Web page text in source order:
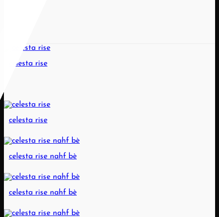
celesta rise
celesta rise
celesta rise nahf bè
celesta rise nahf bè